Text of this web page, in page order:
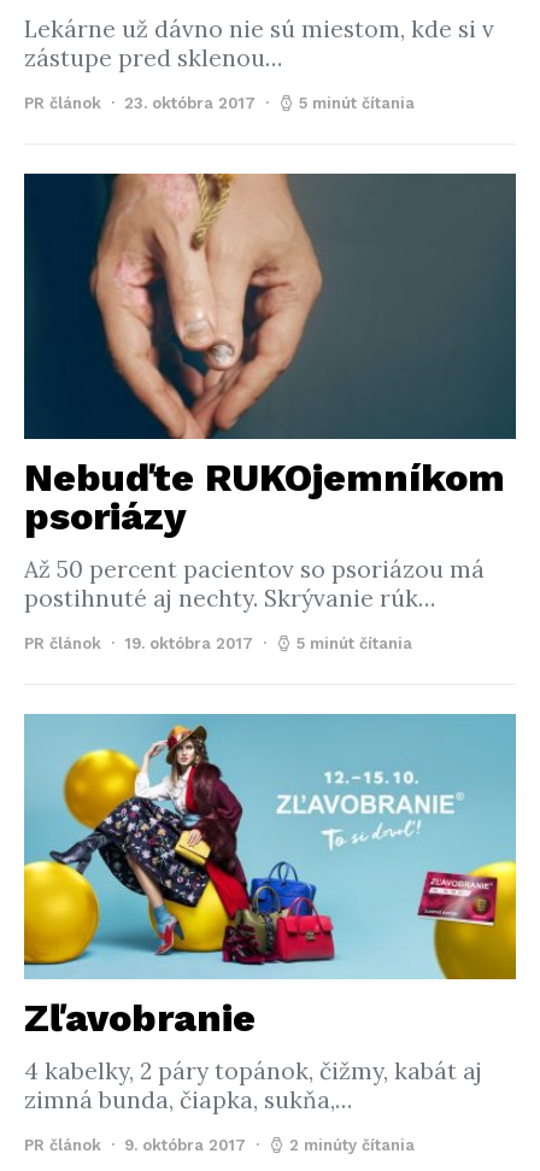
Lekárne už dávno nie sú miestom, kde si v
zástupe pred sklenou…
PR článok 23. októbra 2017 5 minút čítania
Nebuďte RUKOjemníkom
psoriázy
Až 50 percent pacientov so psoriázou má
postihnuté aj nechty. Skrývanie rúk…
PR článok 19. októbra 2017 5 minút čítania
Zľavobranie
4 kabelky, 2 páry topánok, čižmy, kabát aj
zimná bunda, čiapka, sukňa,…
PR článok 9. októbra 2017 2 minúty čítania